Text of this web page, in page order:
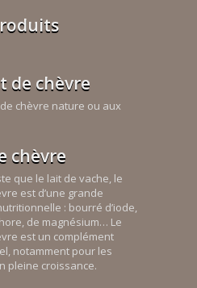
de chèvre
chèvre nature ou aux
chèvre
que le lait de vache, le
est d’une grande
: bourré d’iode,
de magnésium… Le
est un complément
notamment pour les
pleine croissance.